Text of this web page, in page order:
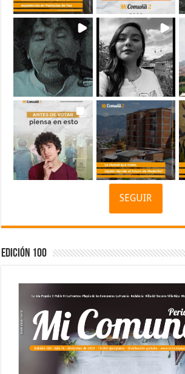
SEGUIR
Edición 100